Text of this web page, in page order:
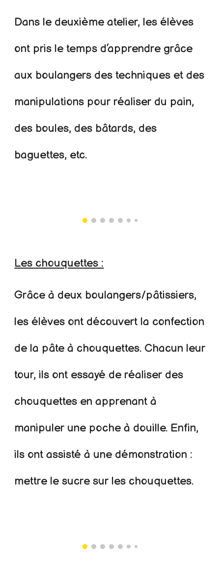
Dans le deuxième atelier, les élèves
ont pris le temps d’apprendre grâce
aux boulangers des techniques et des
manipulations pour réaliser du pain,
des boules, des bâtards, des
baguettes, etc.
Les chouquettes :
Grâce à deux boulangers/pâtissiers,
les élèves ont découvert la confection
de la pâte à chouquettes. Chacun leur
tour, ils ont essayé de réaliser des
chouquettes en apprenant à
manipuler une poche à douille. Enfin,
ils ont assisté à une démonstration :
mettre le sucre sur les chouquettes.